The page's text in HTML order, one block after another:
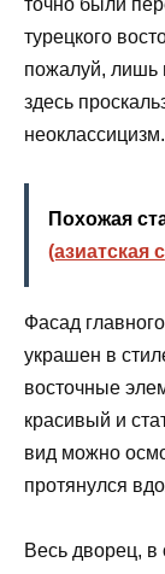
турецкого
пожалуй, лишь
здесь
неоклассицизм.
Похожая
(азиатская
Фасад
украшен в
восточные
красивый и
вид можно
протянулся
Весь дворец, в